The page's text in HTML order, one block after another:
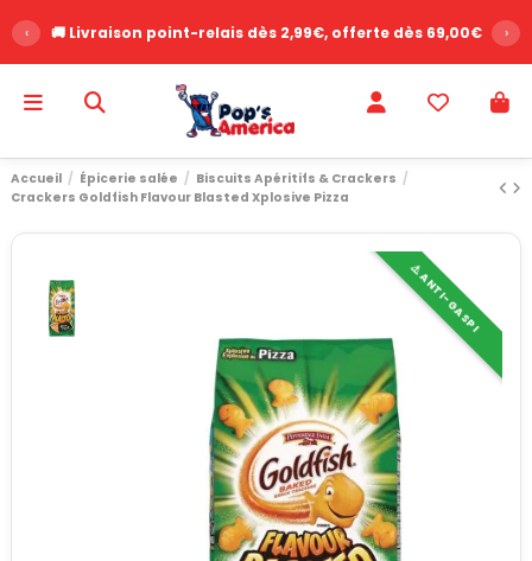
‹ 🚚 Livraison point-relais dès 2,99€, offerte dès 69,00€ ›
Accueil Épicerie salée
Biscuits Apéritifs & Crackers
Crackers Goldfish Flavour Blasted Xplosive Pizza
⚠️ ANTI-GASPI